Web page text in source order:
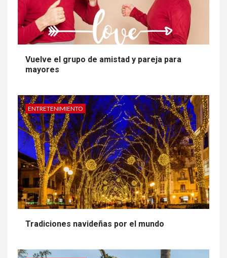
Vuelve el grupo de amistad y pareja para
mayores
ENTRETENIMIENTO
Tradiciones navideñas por el mundo